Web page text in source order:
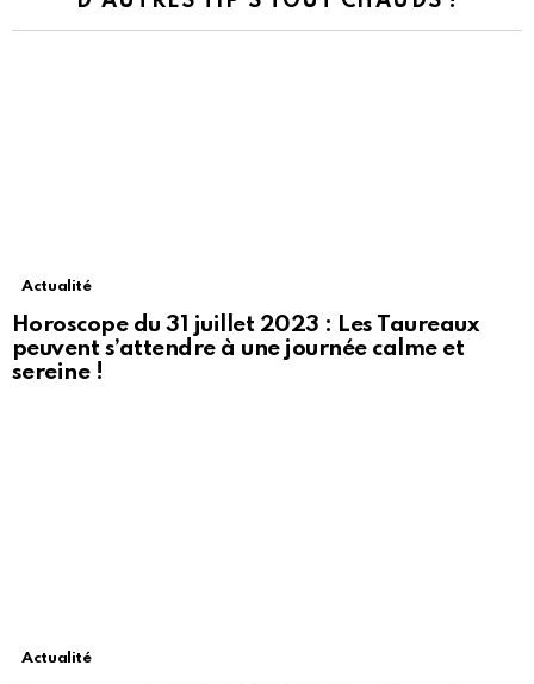
Actualité
Horoscope du 31 juillet 2023 : Les Taureaux
peuvent s’attendre à une journée calme et
sereine !
Actualité